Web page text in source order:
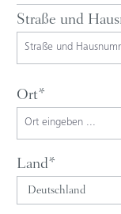
Straße und
Ort*
Land*